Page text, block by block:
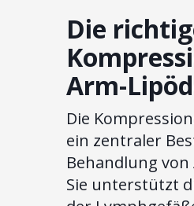
Die
Arm-
Die
ein zentraler
Behandlung
Sie unterstützt